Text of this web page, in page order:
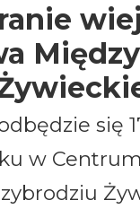
się
w